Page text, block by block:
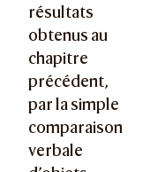
résultats
obtenus au
chapitre
précédent,
par la simple
comparaison
verbale